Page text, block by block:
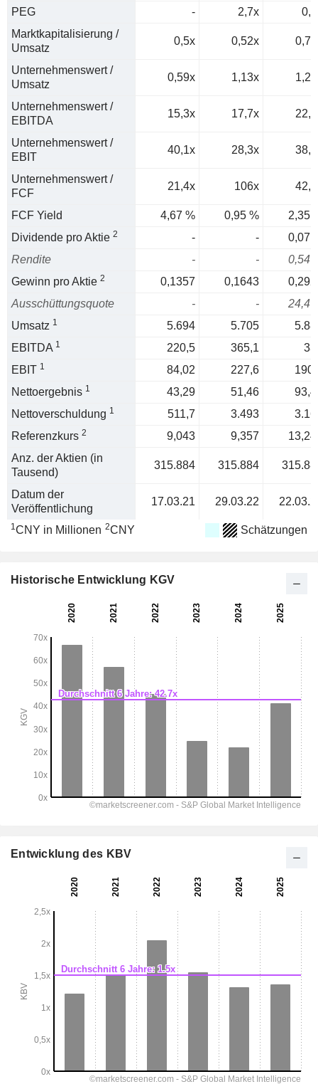
PEG
- 2,7x
Marktkapitalisierung /
Umsatz
0,5x 0,52x
Unternehmenswert /
Umsatz
0,59x 1,13x
Unternehmenswert /
EBITDA
15,3x 17,7x
Unternehmenswert /
EBIT
40,1x 28,3x
Unternehmenswert /
FCF
21,4x 106x
FCF Yield 4,67 % 0,95 %
2,35
Dividende pro Aktie 2 - -
Rendite
- -
0,54
Gewinn pro Aktie 2 0,1357 0,1643
Ausschüttungsquote
- -
24,4
Umsatz 1 5.694 5.705
EBITDA 1 220,5 365,1
EBIT 1 84,02 227,6
Nettoergebnis 1 43,29 51,46
Nettoverschuldung 1 511,7 3.493
Referenzkurs 2 9,043 9,357
Anz. der Aktien (in
Tausend)
315.884 315.884
Datum der
Veröffentlichung
17.03.21 29.03.22
1CNY in Millionen 2CNY Schätzungen
Historische Entwicklung KGV
Entwicklung des KBV